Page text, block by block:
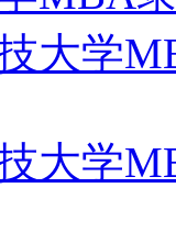
大学
大学